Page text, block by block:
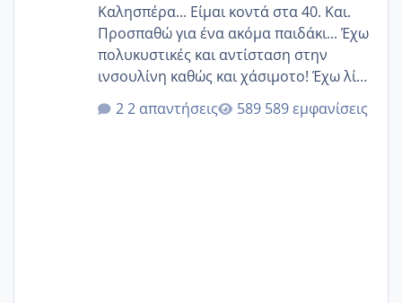
Καλησπέρα... Είμαι κοντά στα 40. Και.
Προσπαθώ για ένα ακόμα παιδάκι... Έχω
πολυκυστικές και αντίσταση στην
ινσουλίνη καθώς και χάσιμοτο! Έχω λίγα
κιλά παραπάνω και όσο κ αν προσπαθώ
δεν χάνω εύκολα! Προσπαθώ για ακόμη
2 απαντήσεις 589 εμφανίσεις